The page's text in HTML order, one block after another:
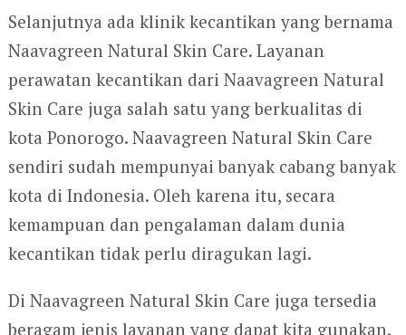
Selanjutnya ada klinik kecantikan yang bernama
Naavagreen Natural Skin Care. Layanan
perawatan kecantikan dari Naavagreen Natural
Skin Care juga salah satu yang berkualitas di
kota Ponorogo. Naavagreen Natural Skin Care
sendiri sudah mempunyai banyak cabang banyak
kota di Indonesia. Oleh karena itu, secara
kemampuan dan pengalaman dalam dunia
kecantikan tidak perlu diragukan lagi.
Di Naavagreen Natural Skin Care juga tersedia
beragam jenis layanan yang dapat kita gunakan.